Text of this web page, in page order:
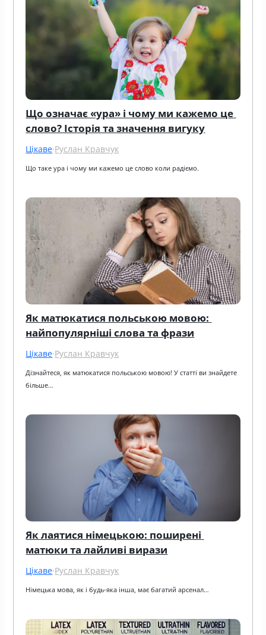
Що означає «ура» і чому ми кажемо це
слово? Історія та значення вигуку
Цікаве·Руслан Кравчук
Що таке ура і чому ми кажемо це слово коли радіємо.
Як матюкатися польською мовою:
найпопулярніші слова та фрази
Цікаве·Руслан Кравчук
Дізнайтеся, як матюкатися польською мовою! У статті ви знайдете
більше…
Як лаятися німецькою: поширені
матюки та лайливі вирази
Цікаве·Руслан Кравчук
Німецька мова, як і будь-яка інша, має багатий арсенал…